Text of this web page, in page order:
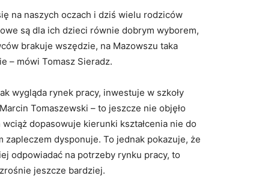
na naszych oczach i dziś wielu rodziców
są dla ich dzieci równie dobrym wyborem,
brakuje wszędzie, na Mazowszu taka
– mówi Tomasz Sieradz.
wygląda rynek pracy, inwestuje w szkoły
Tomaszewski – to jeszcze nie objęło
dopasowuje kierunki kształcenia nie do
dysponuje. To jednak pokazuje, że
odpowiadać na potrzeby rynku pracy, to
jeszcze bardziej.